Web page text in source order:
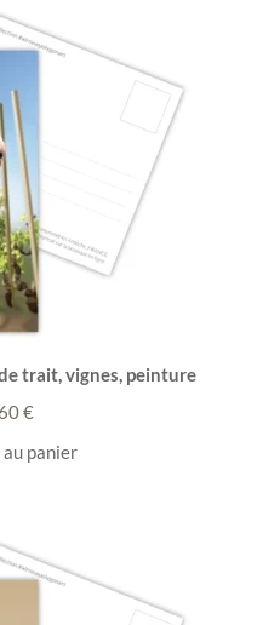
trait, vignes, peinture
€
panier